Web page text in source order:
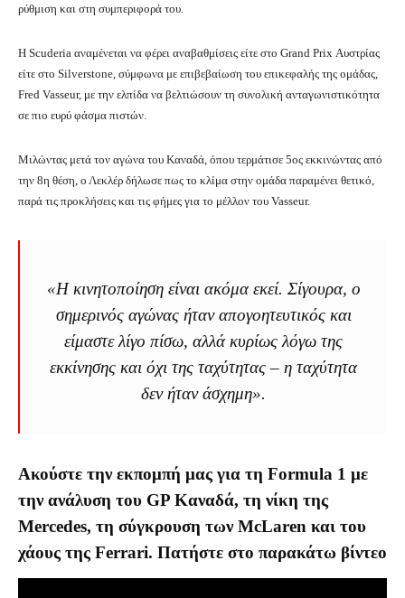
ρύθμιση και στη συμπεριφορά του.
Η Scuderia αναμένεται να φέρει αναβαθμίσεις είτε στο Grand Prix Αυστρίας
είτε στο Silverstone, σύμφωνα με επιβεβαίωση του επικεφαλής της ομάδας,
Fred Vasseur, με την ελπίδα να βελτιώσουν τη συνολική ανταγωνιστικότητα
σε πιο ευρύ φάσμα πιστών.
Μιλώντας μετά τον αγώνα του Καναδά, όπου τερμάτισε 5ος εκκινώντας από
την 8η θέση, ο Λεκλέρ δήλωσε πως το κλίμα στην ομάδα παραμένει θετικό,
παρά τις προκλήσεις και τις φήμες για το μέλλον του Vasseur.
«Η κινητοποίηση είναι ακόμα εκεί. Σίγουρα, ο
σημερινός αγώνας ήταν απογοητευτικός και
είμαστε λίγο πίσω, αλλά κυρίως λόγω της
εκκίνησης και όχι της ταχύτητας – η ταχύτητα
δεν ήταν άσχημη».
Ακούστε την εκπομπή μας για τη Formula 1 με
την ανάλυση του GP Καναδά, τη νίκη της
Mercedes, τη σύγκρουση των McLaren και του
χάους της Ferrari. Πατήστε στο παρακάτω βίντεο